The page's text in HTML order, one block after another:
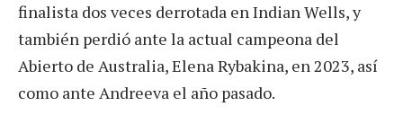
finalista dos veces derrotada en Indian Wells, y
también perdió ante la actual campeona del
Abierto de Australia, Elena Rybakina, en 2023, así
como ante Andreeva el año pasado.